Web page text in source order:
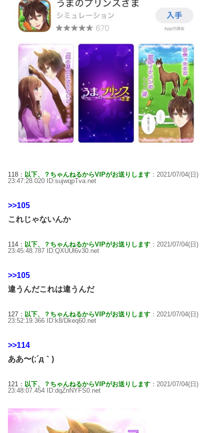
118： 以下、？ちゃんねるからVIPがお送りします ：2021/07/04(日)
23:47:28.020 ID:sujwqpTva.net
>>105
これじゃないんか
114： 以下、？ちゃんねるからVIPがお送りします ：2021/07/04(日)
23:45:48.787 ID:QXUUl6v30.net
>>105
違うんだこれは違うんだ
127： 以下、？ちゃんねるからVIPがお送りします ：2021/07/04(日)
23:52:19.366 ID:k8/Dkeq60.net
>>114
ああ〜(;´д｀)
121： 以下、？ちゃんねるからVIPがお送りします ：2021/07/04(日)
23:48:07.454 ID:dqZnNYFS0.net